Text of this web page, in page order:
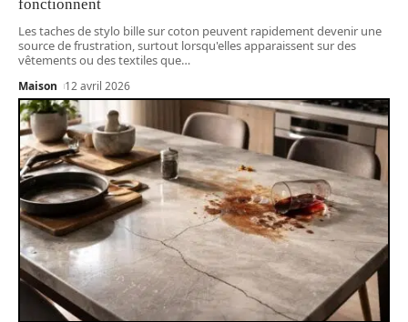
fonctionnent
Les taches de stylo bille sur coton peuvent rapidement devenir une
source de frustration, surtout lorsqu'elles apparaissent sur des
vêtements ou des textiles que…
Maison 12 avril 2026